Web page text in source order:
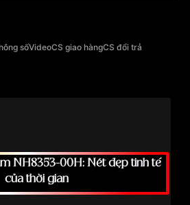
sốVideoCS giao hàngCS đổi trả
NH8353-00H: Nét đẹp tinh tế
của thời gian